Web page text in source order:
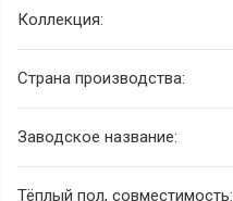
Коллекция:
Страна производства:
Заводское название:
Тёплый пол, совместимость: